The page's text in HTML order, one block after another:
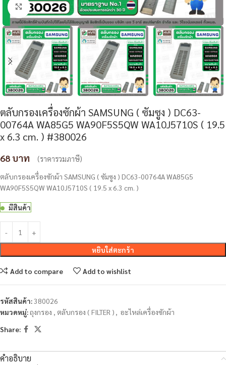
Click to enlarge
ตลับกรองเครื่องซักผ้า SAMSUNG ( ซัมซูง ) DC63-
00764A WA85G5 WA90F5S5QW WA10J5710S ( 19.5
x 6.3 cm. ) #380026
68 (ราคารวมภาษี)
ตลับกรองเครื่องซักผ้า SAMSUNG ( ซัมซูง ) DC63-00764A WA85G5
WA90F5S5QW WA10J5710S ( 19.5 x 6.3 cm. )
มีสินค้า
หยิบใส่ตะกร้า
Add to compare Add to wishlist
รหัสสินค้า:380026
หมวดหมู่:ถุงกรอง , ตลับกรอง ( FILTER ) , อะไหล่เครื่องซักผ้า
Share:
คำอธิบาย